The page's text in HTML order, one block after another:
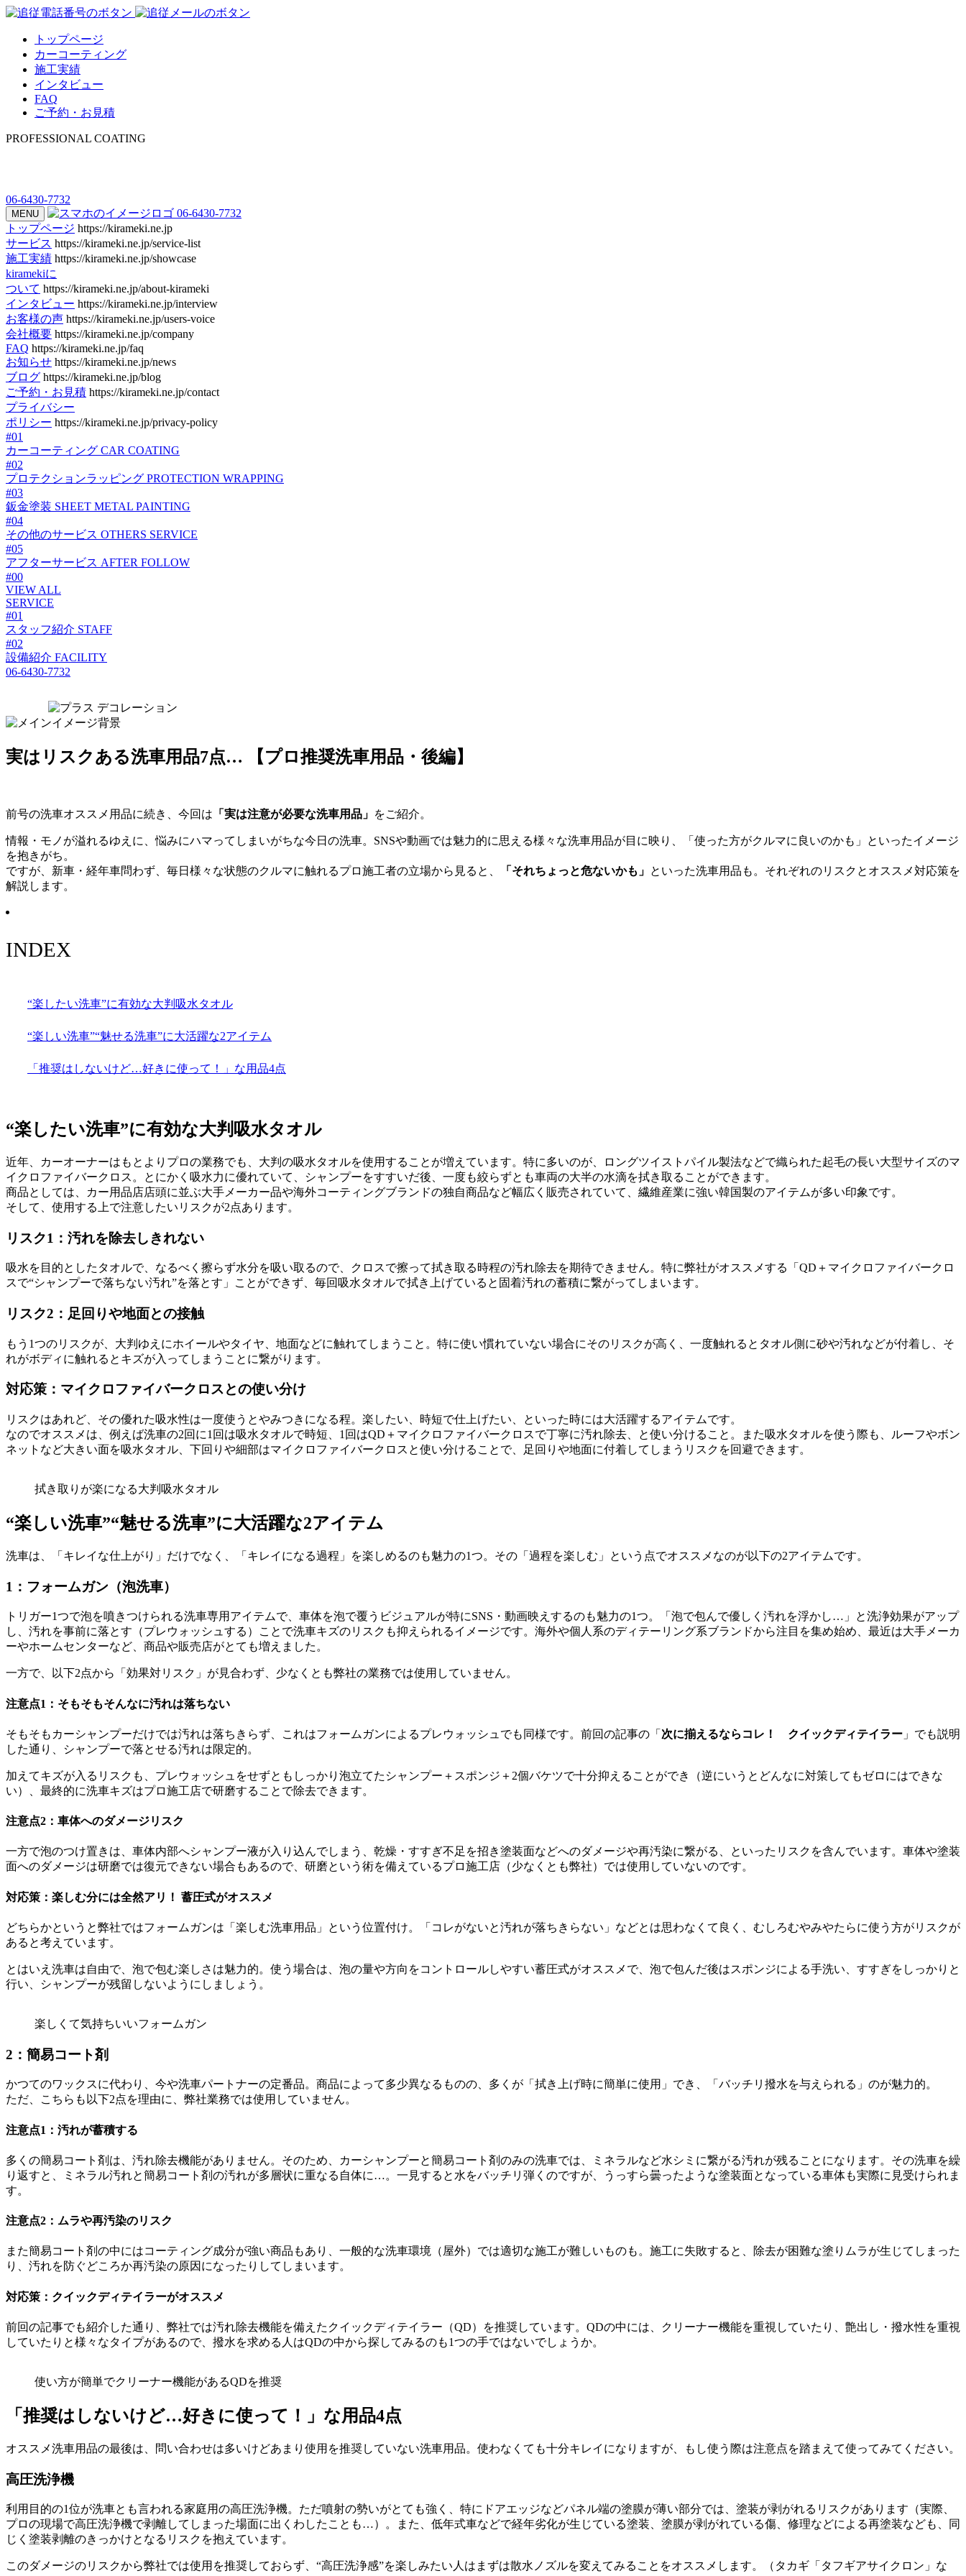
トップページ
カーコーティング
施工実績
インタビュー
FAQ
ご予約・お見積
PROFESSIONAL COATING
06-6430-7732
MENU
06-6430-7732
トップページ https://kirameki.ne.jp
サービス https://kirameki.ne.jp/service-list
施工実績 https://kirameki.ne.jp/showcase
kiramekiに
ついて https://kirameki.ne.jp/about-kirameki
インタビュー https://kirameki.ne.jp/interview
お客様の声 https://kirameki.ne.jp/users-voice
会社概要 https://kirameki.ne.jp/company
FAQ https://kirameki.ne.jp/faq
お知らせ https://kirameki.ne.jp/news
ブログ https://kirameki.ne.jp/blog
ご予約・お見積 https://kirameki.ne.jp/contact
プライバシー
ポリシー https://kirameki.ne.jp/privacy-policy
#01
カーコーティング CAR COATING
#02
プロテクションラッピング PROTECTION WRAPPING
#03
鈑金塗装 SHEET METAL PAINTING
#04
その他のサービス OTHERS SERVICE
#05
アフターサービス AFTER FOLLOW
#00
VIEW ALL
SERVICE
#01
スタッフ紹介 STAFF
#02
設備紹介 FACILITY
06-6430-7732
実はリスクある洗車用品7点… 【プロ推奨洗車用品・後編】
前号の洗車オススメ用品に続き、今回は 「実は注意が必要な洗車用品」 をご紹介。
情報・モノが溢れるゆえに、悩みにハマってしまいがちな今日の洗車。SNSや動画では魅力的に思える様々な洗車用品が目に映り、「使った方がクルマに良いのかも」といったイメージ
を抱きがち。
ですが、新車・経年車問わず、毎日様々な状態のクルマに触れるプロ施工者の立場から見ると、
「それちょっと危ないかも」 といった洗車用品も。それぞれのリスクとオススメ対応策を
解説します。
INDEX
“楽したい洗車”に有効な大判吸水タオル
“楽しい洗車”“魅せる洗車”に大活躍な2アイテム
「推奨はしないけど…好きに使って！」な用品4点
“楽したい洗車”に有効な大判吸水タオル
近年、カーオーナーはもとよりプロの業務でも、大判の吸水タオルを使用することが増えています。特に多いのが、ロングツイストパイル製法などで織られた起毛の長い大型サイズのマ
イクロファイバークロス。とにかく吸水力に優れていて、シャンプーをすすいだ後、一度も絞らずとも車両の大半の水滴を拭き取ることができます。
商品としては、カー用品店店頭に並ぶ大手メーカー品や海外コーティングブランドの独自商品など幅広く販売されていて、繊維産業に強い韓国製のアイテムが多い印象です。
そして、使用する上で注意したいリスクが2点あります。
リスク1：汚れを除去しきれない
吸水を目的としたタオルで、なるべく擦らず水分を吸い取るので、クロスで擦って拭き取る時程の汚れ除去を期待できません。特に弊社がオススメする「QD＋マイクロファイバークロ
スで“シャンプーで落ちない汚れ”を落とす」ことができず、毎回吸水タオルで拭き上げていると固着汚れの蓄積に繋がってしまいます。
リスク2：足回りや地面との接触
もう1つのリスクが、大判ゆえにホイールやタイヤ、地面などに触れてしまうこと。特に使い慣れていない場合にそのリスクが高く、一度触れるとタオル側に砂や汚れなどが付着し、そ
れがボディに触れるとキズが入ってしまうことに繋がります。
対応策：マイクロファイバークロスとの使い分け
リスクはあれど、その優れた吸水性は一度使うとやみつきになる程。楽したい、時短で仕上げたい、といった時には大活躍するアイテムです。
なのでオススメは、例えば洗車の2回に1回は吸水タオルで時短、1回はQD＋マイクロファイバークロスで丁寧に汚れ除去、と使い分けること。また吸水タオルを使う際も、ルーフやボン
ネットなど大きい面を吸水タオル、下回りや細部はマイクロファイバークロスと使い分けることで、足回りや地面に付着してしまうリスクを回避できます。
拭き取りが楽になる大判吸水タオル
“楽しい洗車”“魅せる洗車”に大活躍な2アイテム
洗車は、「キレイな仕上がり」だけでなく、「キレイになる過程」を楽しめるのも魅力の1つ。その「過程を楽しむ」という点でオススメなのが以下の2アイテムです。
1：フォームガン（泡洗車）
トリガー1つで泡を噴きつけられる洗車専用アイテムで、車体を泡で覆うビジュアルが特にSNS・動画映えするのも魅力の1つ。「泡で包んで優しく汚れを浮かし…」と洗浄効果がアップ
し、汚れを事前に落とす（プレウォッシュする）ことで洗車キズのリスクも抑えられるイメージです。海外や個人系のディテーリング系ブランドから注目を集め始め、最近は大手メーカ
ーやホームセンターなど、商品や販売店がとても増えました。
一方で、以下2点から「効果対リスク」が見合わず、少なくとも弊社の業務では使用していません。
注意点1：そもそもそんなに汚れは落ちない
そもそもカーシャンプーだけでは汚れは落ちきらず、これはフォームガンによるプレウォッシュでも同様です。前回の記事の「 次に揃えるならコレ！ クイックディテイラー 」でも説明
した通り、シャンプーで落とせる汚れは限定的。
加えてキズが入るリスクも、プレウォッシュをせずともしっかり泡立てたシャンプー＋スポンジ＋2個バケツで十分抑えることができ（逆にいうとどんなに対策してもゼロにはできな
い）、最終的に洗車キズはプロ施工店で研磨することで除去できます。
注意点2：車体へのダメージリスク
一方で泡のつけ置きは、車体内部へシャンプー液が入り込んでしまう、乾燥・すすぎ不足を招き塗装面などへのダメージや再汚染に繋がる、といったリスクを含んでいます。車体や塗装
面へのダメージは研磨では復元できない場合もあるので、研磨という術を備えているプロ施工店（少なくとも弊社）では使用していないのです。
対応策：楽しむ分には全然アリ！ 蓄圧式がオススメ
どちらかというと弊社ではフォームガンは「楽しむ洗車用品」という位置付け。「コレがないと汚れが落ちきらない」などとは思わなくて良く、むしろむやみやたらに使う方がリスクが
あると考えています。
とはいえ洗車は自由で、泡で包む楽しさは魅力的。使う場合は、泡の量や方向をコントロールしやすい蓄圧式がオススメで、泡で包んだ後はスポンジによる手洗い、すすぎをしっかりと
行い、シャンプーが残留しないようにしましょう。
楽しくて気持ちいいフォームガン
2：簡易コート剤
かつてのワックスに代わり、今や洗車パートナーの定番品。商品によって多少異なるものの、多くが「拭き上げ時に簡単に使用」でき、「バッチリ撥水を与えられる」のが魅力的。
ただ、こちらも以下2点を理由に、弊社業務では使用していません。
注意点1：汚れが蓄積する
多くの簡易コート剤は、汚れ除去機能がありません。そのため、カーシャンプーと簡易コート剤のみの洗車では、ミネラルなど水シミに繋がる汚れが残ることになります。その洗車を繰
り返すと、ミネラル汚れと簡易コート剤の汚れが多層状に重なる自体に…。一見すると水をバッチリ弾くのですが、うっすら曇ったような塗装面となっている車体も実際に見受けられま
す。
注意点2：ムラや再汚染のリスク
また簡易コート剤の中にはコーティング成分が強い商品もあり、一般的な洗車環境（屋外）では適切な施工が難しいものも。施工に失敗すると、除去が困難な塗りムラが生じてしまった
り、汚れを防ぐどころか再汚染の原因になったりしてしまいます。
対応策：クイックディテイラーがオススメ
前回の記事でも紹介した通り、弊社では汚れ除去機能を備えたクイックディテイラー（QD）を推奨しています。QDの中には、クリーナー機能を重視していたり、艶出し・撥水性を重視
していたりと様々なタイプがあるので、撥水を求める人はQDの中から探してみるのも1つの手ではないでしょうか。
使い方が簡単でクリーナー機能があるQDを推奨
「推奨はしないけど…好きに使って！」な用品4点
オススメ洗車用品の最後は、問い合わせは多いけどあまり使用を推奨していない洗車用品。使わなくても十分キレイになりますが、もし使う際は注意点を踏まえて使ってみてください。
高圧洗浄機
利用目的の1位が洗車とも言われる家庭用の高圧洗浄機。ただ噴射の勢いがとても強く、特にドアエッジなどパネル端の塗膜が薄い部分では、塗装が剥がれるリスクがあります（実際、
プロの現場で高圧洗浄機で剥離してしまった場面に出くわしたことも…）。また、低年式車などで経年劣化が生じている塗装、塗膜が剥がれている傷、修理などによる再塗装なども、同
じく塗装剥離のきっかけとなるリスクを抱えています。
このダメージのリスクから弊社では使用を推奨しておらず、“高圧洗浄感”を楽しみたい人はまずは散水ノズルを変えてみることをオススメします。（タカギ「タフギアサイクロン」な